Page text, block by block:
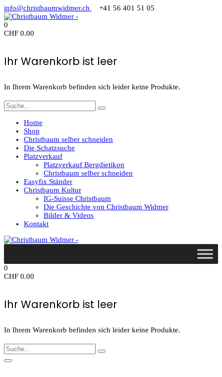
info@christbaumwidmer.ch +41 56 401 51 05
0
CHF 0.00
Ihr Warenkorb ist leer
In Ihrem Warenkorb befinden sich leider keine Produkte.
Home
Shop
Christbaum selber schneiden
Die Schatzsuche
Platzverkauf
Platzverkauf Bergdietikon
Christbaum selber schneiden
Easyfix Ständer
Christbaum Kultur
IG-Suisse Christbaum
Die Geschichte von Christbaum Widmer
Bilder & Videos
Kontakt
0
CHF 0.00
Ihr Warenkorb ist leer
In Ihrem Warenkorb befinden sich leider keine Produkte.